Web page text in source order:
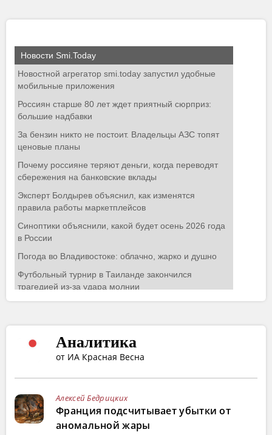
Аналитика
от ИА Красная Весна
Алексей Бедрицких
Франция подсчитывает убытки от
аномальной жары